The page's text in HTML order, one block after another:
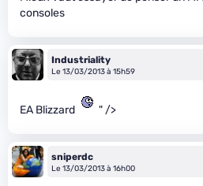
consoles
Industriality
Le 13/03/2013 à 15h59
EA Blizzard " />
sniperdc
Le 13/03/2013 à 16h00